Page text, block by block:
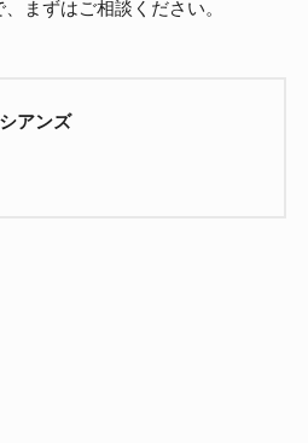
まずはご相談ください。
アンズ